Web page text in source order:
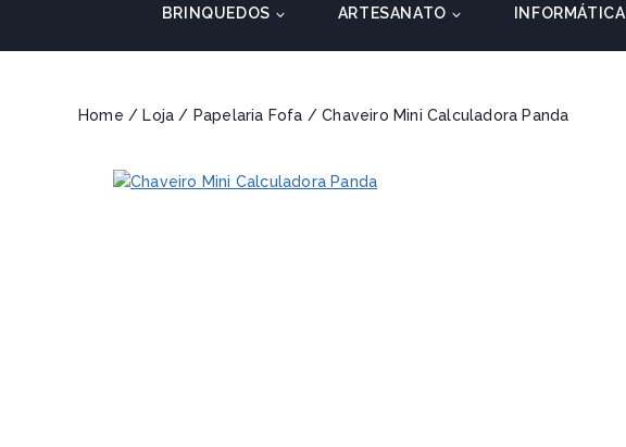
BRINQUEDOS ARTESANATO INFORMÁTICA
Home / Loja / Papelaria Fofa / Chaveiro Mini Calculadora Panda